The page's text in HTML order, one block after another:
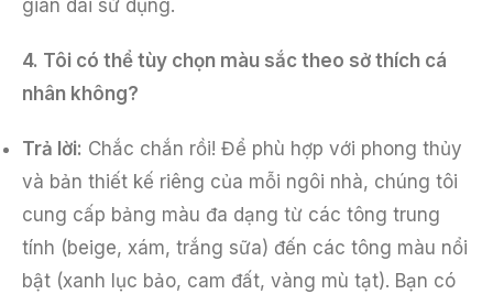
gian dài sử dụng.
4. Tôi có thể tùy chọn màu sắc theo sở thích cá
nhân không?
Trả lời: Chắc chắn rồi! Để phù hợp với phong thủy
và bản thiết kế riêng của mỗi ngôi nhà, chúng tôi
cung cấp bảng màu đa dạng từ các tông trung
tính (beige, xám, trắng sữa) đến các tông màu nổi
bật (xanh lục bảo, cam đất, vàng mù tạt). Bạn có